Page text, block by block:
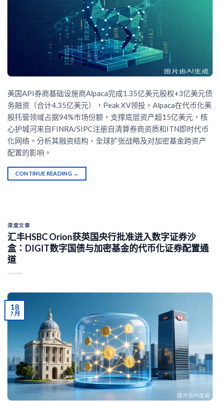
美国API券商基础设施商Alpaca完成1.35亿美元股权+3亿美元债
务融资（合计4.35亿美元），Peak XV领投。Alpaca在代币化美
股托管领域占据94%市场份额，支撑底层资产超15亿美元，核
心护城河来自FINRA/SIPC注册自清算券商资质和ITN即时代币
化网络。分析其融资结构、全球扩张战略及对加密基金跨资产
配置的影响。
CONTINUE READING →
深度文章
汇丰HSBC Orion获英国央行批准进入数字证券沙
盒：DIGIT数字国债与加密基金的代币化证券配置通
道
18
7 月